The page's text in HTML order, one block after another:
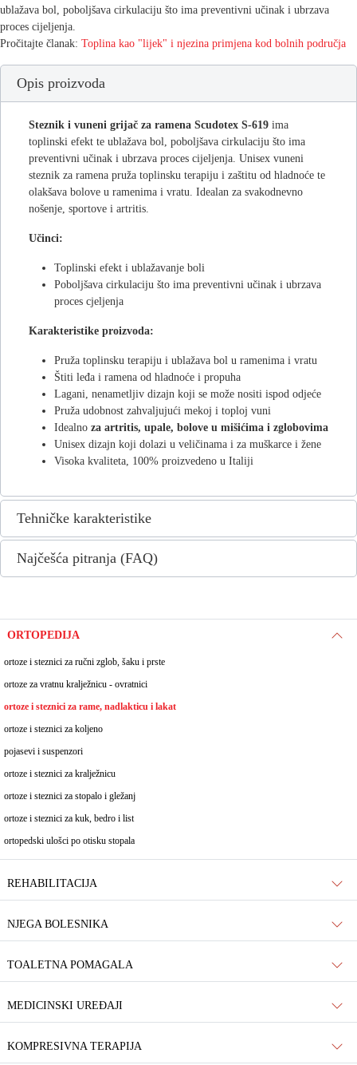
ORTOPEDIJA
ortoze i steznici za ručni zglob, šaku i prste
ortoze za vratnu kralježnicu - ovratnici
ortoze i steznici za rame, nadlakticu i lakat
ortoze i steznici za koljeno
pojasevi i suspenzori
ortoze i steznici za kralježnicu
ortoze i steznici za stopalo i gležanj
ortoze i steznici za kuk, bedro i list
ortopedski ulošci po otisku stopala
REHABILITACIJA
NJEGA BOLESNIKA
TOALETNA POMAGALA
MEDICINSKI UREĐAJI
KOMPRESIVNA TERAPIJA
ublažava bol, poboljšava cirkulaciju što ima preventivni učinak i ubrzava
proces cijeljenja.
Pročitajte članak: Toplina kao "lijek" i njezina primjena kod bolnih područja
Opis proizvoda
Steznik i vuneni grijač za ramena Scudotex S-619 ima
toplinski efekt te ublažava bol, poboljšava cirkulaciju što ima
preventivni učinak i ubrzava proces cijeljenja. Unisex vuneni
steznik za ramena pruža toplinsku terapiju i zaštitu od hladnoće te
olakšava bolove u ramenima i vratu. Idealan za svakodnevno
nošenje, sportove i artritis.
Učinci:
Toplinski efekt i ublažavanje boli
Poboljšava cirkulaciju što ima preventivni učinak i ubrzava
proces cjeljenja
Karakteristike proizvoda:
Pruža toplinsku terapiju i ublažava bol u ramenima i vratu
Štiti leđa i ramena od hladnoće i propuha
Lagani, nenametljiv dizajn koji se može nositi ispod odjeće
Pruža udobnost zahvaljujući mekoj i toploj vuni
Idealno za artritis, upale, bolove u mišićima i zglobovima
Unisex dizajn koji dolazi u veličinama i za muškarce i žene
Visoka kvaliteta, 100% proizvedeno u Italiji
Tehničke karakteristike
Najčešća pitranja (FAQ)